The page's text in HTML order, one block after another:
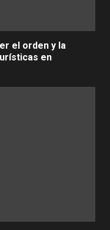
el orden y la
en